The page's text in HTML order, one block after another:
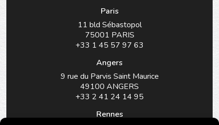
Paris
11 bld Sébastopol
75001 PARIS
+33 1 45 57 97 63
Angers
9 rue du Parvis Saint Maurice
49100 ANGERS
+33 2 41 24 14 95
Rennes